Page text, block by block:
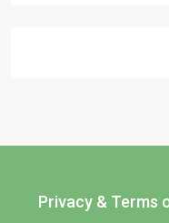
Privacy & Terms